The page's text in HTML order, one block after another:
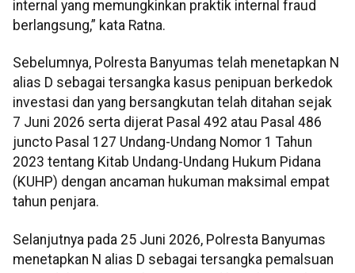
internal yang memungkinkan praktik internal fraud
berlangsung,” kata Ratna.
Sebelumnya, Polresta Banyumas telah menetapkan N
alias D sebagai tersangka kasus penipuan berkedok
investasi dan yang bersangkutan telah ditahan sejak
7 Juni 2026 serta dijerat Pasal 492 atau Pasal 486
juncto Pasal 127 Undang-Undang Nomor 1 Tahun
2023 tentang Kitab Undang-Undang Hukum Pidana
(KUHP) dengan ancaman hukuman maksimal empat
tahun penjara.
Selanjutnya pada 25 Juni 2026, Polresta Banyumas
menetapkan N alias D sebagai tersangka pemalsuan